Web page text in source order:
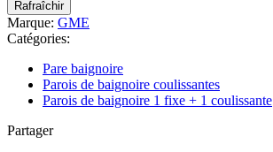
Marque: GME
Catégories:
Pare baignoire
Parois de baignoire coulissantes
Parois de baignoire 1 fixe + 1 coulissante
Partager